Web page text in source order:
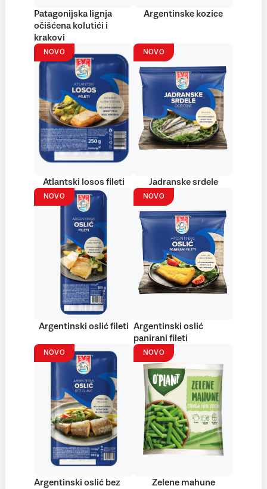
Patagonijska lignja
očišćena kolutići i
krakovi
Argentinske kozice
NOVO
Atlantski losos fileti
NOVO
Jadranske srdele
NOVO
Argentinski oslić fileti
NOVO
Argentinski oslić
panirani fileti
NOVO
Argentinski oslić bez
NOVO
Zelene mahune